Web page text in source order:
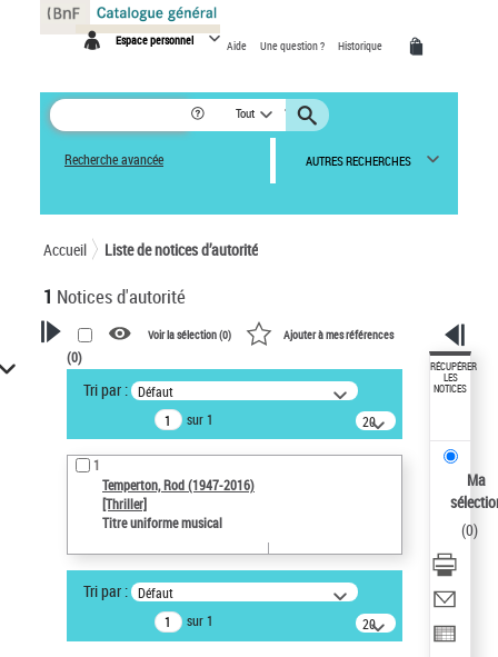
Espace personnel Aide Une question ? Historique
Tout
Recherche avancée AUTRES RECHERCHES
Accueil Liste de notices d’autorité
1 Notices d'autorité
VOTRE RECHERCHE
Recherche avancée dans les
notices d’autorité
Œuvres liées à l'auteur :
Temperton, Rod (1947-2016)
Statut de la notice d’autorité
Notice élémentaire
Type de notice d'autorité
Voir la sélection (0) Ajouter à mes références
(0)
Tri par : Défaut
sur 1
20
résultats/page
1
Temperton, Rod (1947-2016)
[Thriller]
Titre uniforme musical
Tri par : Défaut
sur 1
20
résultats/page
RÉCUPÉRER
LES
NOTICES
Ma
(0)
Panneau de gestion des cookies